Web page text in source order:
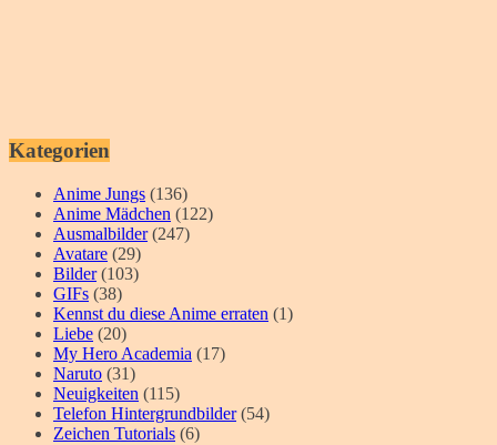
Kategorien
Anime Jungs (136)
Anime Mädchen (122)
Ausmalbilder(247)
Avatare (29)
Bilder(103)
GIFs (38)
Kennst du diese Anime erraten (1)
Liebe (20)
My Hero Academia (17)
Naruto (31)
Neuigkeiten (115)
Telefon Hintergrundbilder(54)
Zeichen Tutorials (6)